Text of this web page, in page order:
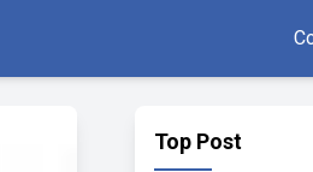
Top Post